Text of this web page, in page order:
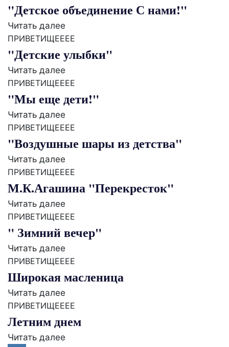
"Детское объединение С нами!"
Читать далее
ПРИВЕТИЩЕЕЕЕ
"Детские улыбки"
Читать далее
ПРИВЕТИЩЕЕЕЕ
"Мы еще дети!"
Читать далее
ПРИВЕТИЩЕЕЕЕ
"Воздушные шары из детства"
Читать далее
ПРИВЕТИЩЕЕЕЕ
М.К.Агашина "Перекресток"
Читать далее
ПРИВЕТИЩЕЕЕЕ
" Зимний вечер"
Читать далее
ПРИВЕТИЩЕЕЕЕ
Широкая масленица
Читать далее
ПРИВЕТИЩЕЕЕЕ
Летним днем
Читать далее